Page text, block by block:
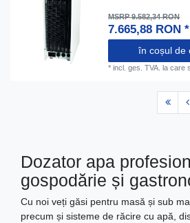
MSRP 9.582,34 RON
7.665,88 RON *
în coșul de
*incl. ges. TVA. la care
Dozator apa
gospodărie și
Cu noi veți găsi pentru masă și sub
precum și sisteme de răcire cu apă,